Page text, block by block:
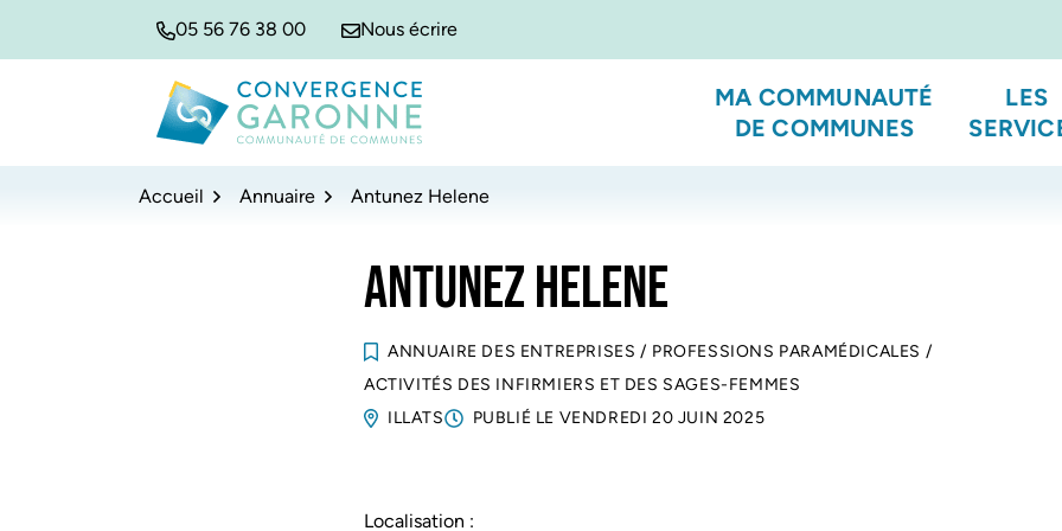
05 56 76 38 00 Nous écrire
Convergence Garonne
MA COMMUNAUTÉ
DE COMMUNES
LES
Accueil Annuaire Antunez Helene
ANTUNEZ HELENE
ANNUAIRE DES ENTREPRISES / PROFESSIONS PARAMÉDICALES /
ACTIVITÉS DES INFIRMIERS ET DES SAGES-FEMMES
ILLATS
PUBLIÉ LE VENDREDI 20 JUIN 2025
Localisation :